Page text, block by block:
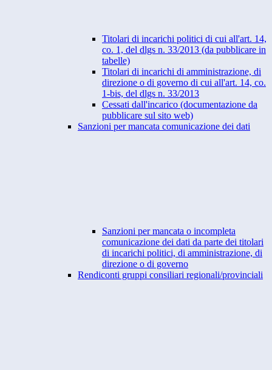
Titolari di incarichi politici di cui all'art. 14,
co. 1, del dlgs n. 33/2013 (da pubblicare in
tabelle)
Titolari di incarichi di amministrazione, di
direzione o di governo di cui all'art. 14, co.
1-bis, del dlgs n. 33/2013
Cessati dall'incarico (documentazione da
pubblicare sul sito web)
Sanzioni per mancata comunicazione dei dati
Sanzioni per mancata o incompleta
comunicazione dei dati da parte dei titolari
di incarichi politici, di amministrazione, di
direzione o di governo
Rendiconti gruppi consiliari regionali/provinciali